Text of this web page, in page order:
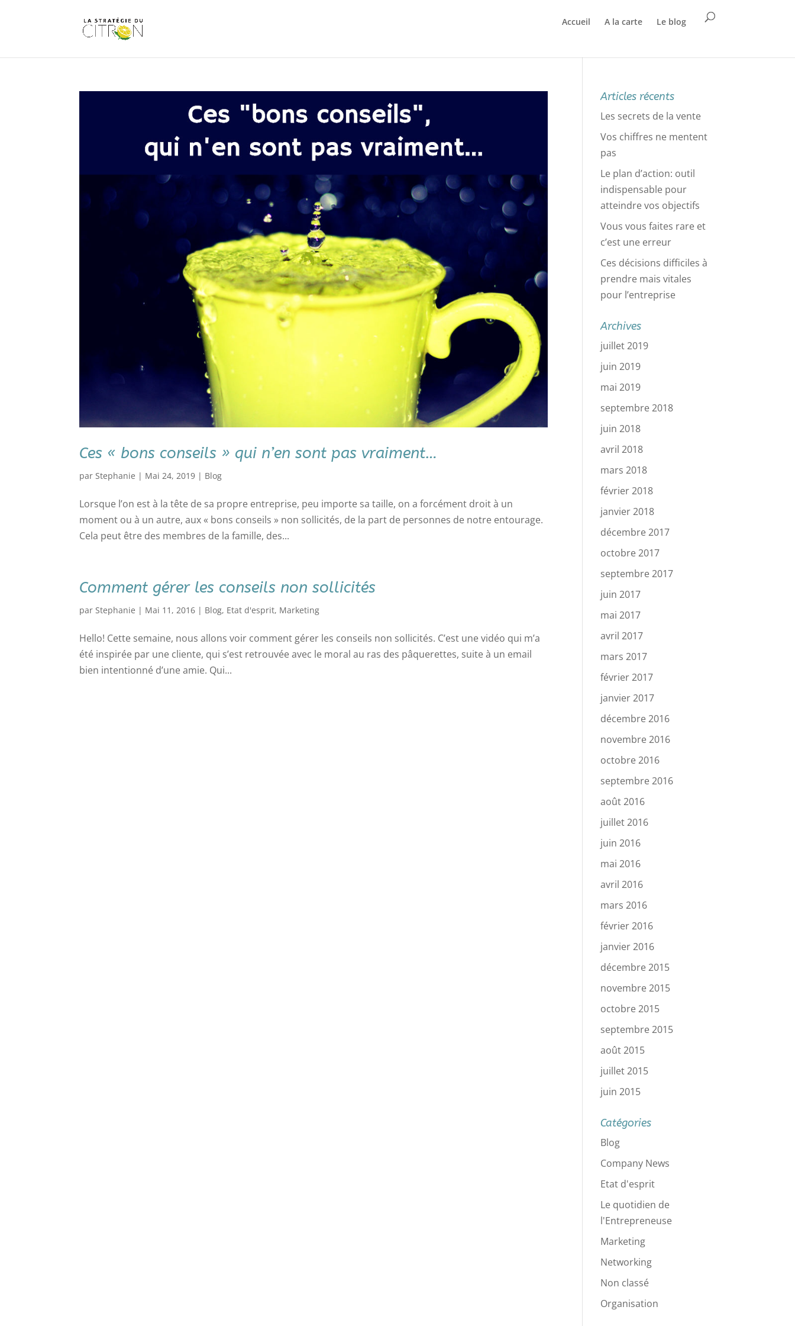
Accueil A la carte Le blog
Ces « bons conseils » qui n’en sont pas vraiment…
parStephanie | Mai 24, 2019 | Blog
Lorsque l’on est à la tête de sa propre entreprise, peu importe sa taille, on a forcément droit à un
moment ou à un autre, aux « bons conseils » non sollicités, de la part de personnes de notre entourage.
Cela peut être des membres de la famille, des...
Comment gérer les conseils non sollicités
parStephanie | Mai 11, 2016 | Blog, Etat d'esprit, Marketing
Hello! Cette semaine, nous allons voir comment gérer les conseils non sollicités. C’est une vidéo qui m’a
été inspirée par une cliente, qui s’est retrouvée avec le moral au ras des pâquerettes, suite à un email
bien intentionné d’une amie. Qui...
Articles récents
Les secrets de la vente
Vos chiffres ne mentent
pas
Le plan d’action: outil
indispensable pour
atteindre vos objectifs
Vous vous faites rare et
c’est une erreur
Ces décisions difficiles à
prendre mais vitales
pour l’entreprise
Archives
juillet 2019
juin 2019
mai 2019
septembre 2018
juin 2018
avril 2018
mars 2018
février 2018
janvier 2018
décembre 2017
octobre 2017
septembre 2017
juin 2017
mai 2017
avril 2017
mars 2017
février 2017
janvier 2017
décembre 2016
novembre 2016
octobre 2016
septembre 2016
août 2016
juillet 2016
juin 2016
mai 2016
avril 2016
mars 2016
février 2016
janvier 2016
décembre 2015
novembre 2015
octobre 2015
septembre 2015
août 2015
juillet 2015
juin 2015
Catégories
Blog
Company News
Etat d'esprit
Le quotidien de
l'Entrepreneuse
Marketing
Networking
Non classé
Organisation